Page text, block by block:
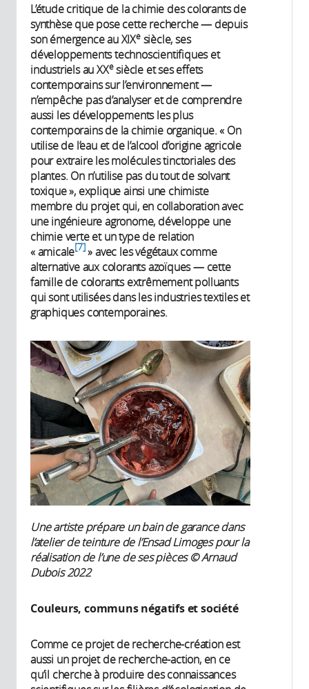
L’étude critique de la chimie des colorants de
synthèse que pose cette recherche — depuis
son émergence au XIXesiècle, ses
développements technoscientifiques et
industriels au XXesiècle et ses effets
contemporains sur l’environnement —
n’empêche pas d’analyser et de comprendre
aussi les développements les plus
contemporains de la chimie organique. « On
utilise de l’eau et de l’alcool d’origine agricole
pour extraire les molécules tinctoriales des
plantes. On n’utilise pas du tout de solvant
toxique », explique ainsi une chimiste
membre du projet qui, en collaboration avec
une ingénieure agronome, développe une
chimie verte et un type de relation
« amicale 7 » avec les végétaux comme
alternative aux colorants azoïques — cette
famille de colorants extrêmement polluants
qui sont utilisées dans les industries textiles et
graphiques contemporaines.
Une artiste prépare un bain de garance dans
l’atelier de teinture de l’Ensad Limoges pour la
réalisation de l’une de ses pièces © Arnaud
Dubois 2022
Couleurs, communs négatifs et société
Comme ce projet de recherche-création est
aussi un projet de recherche-action, en ce
qu’il cherche à produire des connaissances